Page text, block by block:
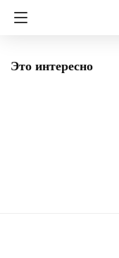
Это интересно